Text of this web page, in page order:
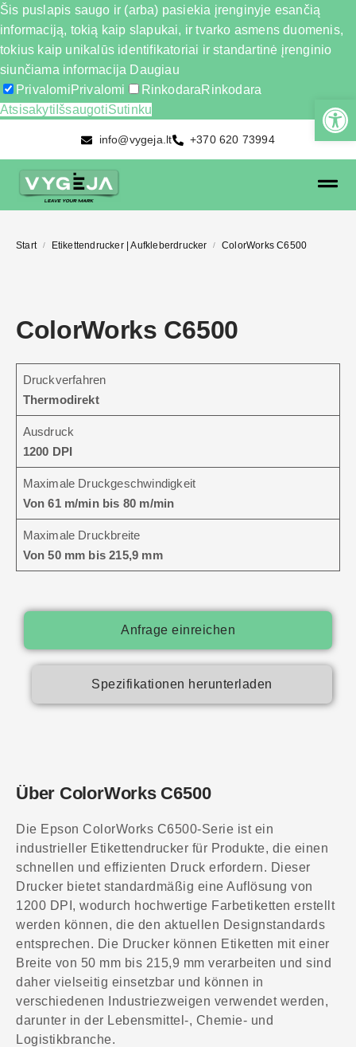
Šis puslapis saugo ir (arba) pasiekia įrenginyje esančią
informaciją, tokią kaip slapukai, ir tvarko asmens duomenis,
tokius kaip unikalūs identifikatoriai ir standartinė įrenginio
siunčiama informacija Daugiau
PrivalomiPrivalomi RinkodaraRinkodara
Atsisakyti IšsaugotiSutinku
info@vygeja.lt +370 620 73994
Start / Etikettendrucker | Aufkleberdrucker / ColorWorks C6500
ColorWorks C6500
Druckverfahren
Thermodirekt
Ausdruck
1200 DPI
Maximale Druckgeschwindigkeit
Von 61 m/min bis 80 m/min
Maximale Druckbreite
Von 50 mm bis 215,9 mm
Anfrage einreichen
Spezifikationen herunterladen
Über ColorWorks C6500
Die Epson ColorWorks C6500-Serie ist ein
industrieller Etikettendrucker für Produkte, die einen
schnellen und effizienten Druck erfordern. Dieser
Drucker bietet standardmäßig eine Auflösung von
1200 DPI, wodurch hochwertige Farbetiketten erstellt
werden können, die den aktuellen Designstandards
entsprechen. Die Drucker können Etiketten mit einer
Breite von 50 mm bis 215,9 mm verarbeiten und sind
daher vielseitig einsetzbar und können in
verschiedenen Industriezweigen verwendet werden,
darunter in der Lebensmittel-, Chemie- und
Logistikbranche.